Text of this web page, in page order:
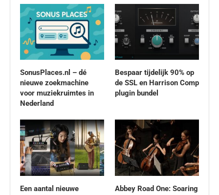
SonusPlaces.nl – dé
nieuwe zoekmachine
voor muziekruimtes in
Nederland
Bespaar tijdelijk 90% op
de SSL en Harrison Comp
plugin bundel
Een aantal nieuwe
Abbey Road One: Soaring